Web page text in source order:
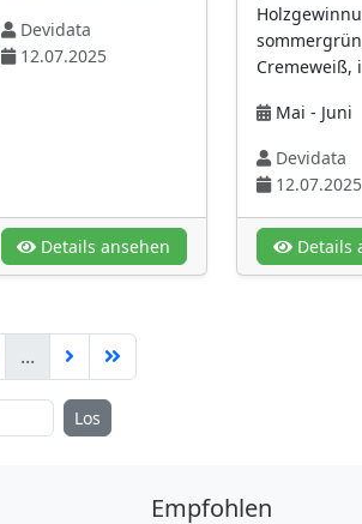
Devidata
12.07.2025
Details ansehen
Cremeweiß,
Mai - Juni
Devidata
12.07.2025
Details
...
Los
Empfohlen